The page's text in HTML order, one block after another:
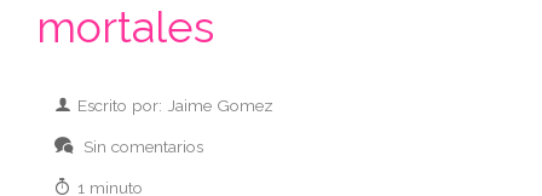
mortales
Escrito por: Jaime Gomez
Sin comentarios
1 minuto